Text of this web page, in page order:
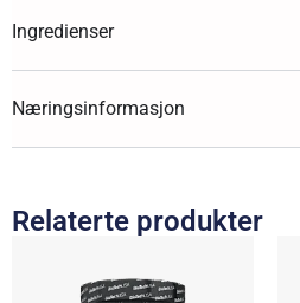
Ingredienser
Næringsinformasjon
Relaterte produkter